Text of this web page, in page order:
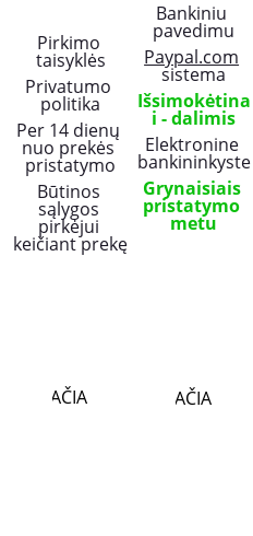
Bankiniu
pavedimu
Paypal.com
sistema
Išsimokėtina
i - dalimis
Elektronine
bankininkyste
Grynaisiais
pristatymo
metu
PLAČIAU..
Pirkimo
taisyklės
Privatumo
politika
Per 14 dienų
nuo prekės
pristatymo
Būtinos
sąlygos
pirkėjui
keičiant prekę
PLAČIAU..